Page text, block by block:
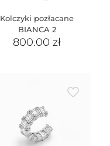
Kolczyki pozłacane
BIANCA 2
800.00zł